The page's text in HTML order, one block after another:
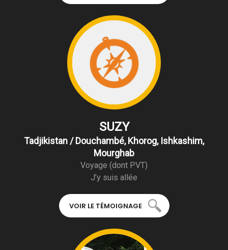
SUZY
Tadjikistan / Douchambé, Khorog, Ishkashim,
Mourghab
Voyage (dont PVT)
J’y suis allée
VOIR LE TÉMOIGNAGE